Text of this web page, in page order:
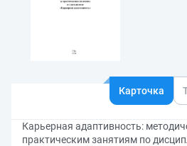
Карточка
Карьерная адаптивность:
практическим занятиям по